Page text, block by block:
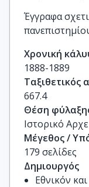
Έγγραφα
Χρονική
1888-1889
Ταξιθετικός
667.4
Θέση
Ιστορικό
Μέγεθος /
179 σελίδες
Δημιουργός
Εθνικόν